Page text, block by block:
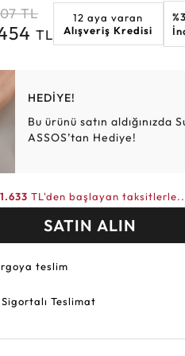
Elmas Bilezikler
Altın Tesbihler
Altın Hasır Setler
Violet
TL
TL
12 aya varan
Alışveriş Kredisi
HEDİYE!
Bu ürünü satın aldığınızda
ASSOS’tan Hediye!
TL'den başlayan taksitlerle..
SATIN ALIN
teslim
Teslimat